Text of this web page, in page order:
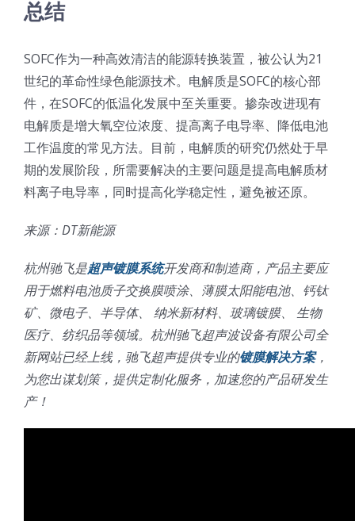
总结
SOFC作为一种高效清洁的能源转换装置，被公认为21
世纪的革命性绿色能源技术。电解质是SOFC的核心部
件，在SOFC的低温化发展中至关重要。掺杂改进现有
电解质是增大氧空位浓度、提高离子电导率、降低电池
工作温度的常见方法。目前，电解质的研究仍然处于早
期的发展阶段，所需要解决的主要问题是提高电解质材
料离子电导率，同时提高化学稳定性，避免被还原。
来源：DT新能源
杭州驰飞是超声镀膜系统开发商和制造商，产品主要应
用于燃料电池质子交换膜喷涂、薄膜太阳能电池、钙钛
矿、微电子、半导体、 纳米新材料、玻璃镀膜、 生物
医疗、纺织品等领域。杭州驰飞超声波设备有限公司全
新网站已经上线，驰飞超声提供专业的镀膜解决方案，
为您出谋划策，提供定制化服务，加速您的产品研发生
产！